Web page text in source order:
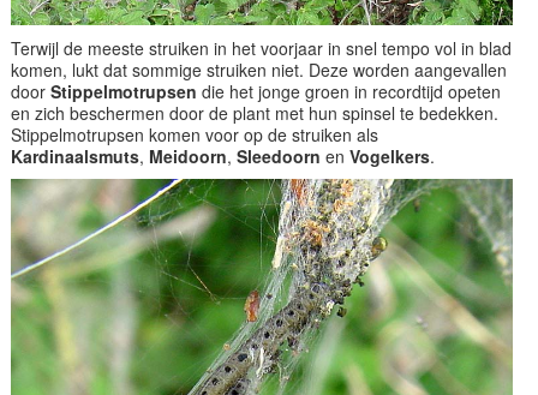
Terwijl de meeste struiken in het voorjaar in snel tempo vol in blad
komen, lukt dat sommige struiken niet. Deze worden aangevallen
door Stippelmotrupsen die het jonge groen in recordtijd opeten
en zich beschermen door de plant met hun spinsel te bedekken.
Stippelmotrupsen komen voor op de struiken als
Kardinaalsmuts, Meidoorn, Sleedoorn en Vogelkers.